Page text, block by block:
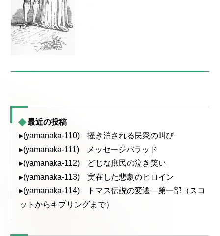
最近の投稿
▸(yamanaka-110) 掻き消される民衆の叫び
▸(yamanaka-111) メッセージバラッド
▸(yamanaka-112) どじな庶民の泣き笑い
▸(yamanaka-113) 実在した悲劇のヒロイン
▸(yamanaka-114) トマス伝説の変遷—第一部（スコ
ットからキプリングまで）